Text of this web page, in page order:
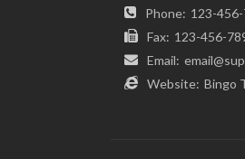
Phone: 123-
Fax: 123-456-
Email:
Website: Bingo